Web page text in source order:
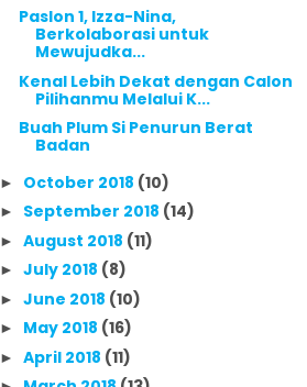
Paslon 1, Izza-Nina,
Berkolaborasi untuk
Mewujudka...
Kenal Lebih Dekat dengan Calon
Pilihanmu Melalui K...
Buah Plum Si Penurun Berat
Badan
► October 2018 (10)
► September 2018 (14)
► August 2018 (11)
► July 2018 (8)
► June 2018 (10)
► May 2018 (16)
► April 2018 (11)